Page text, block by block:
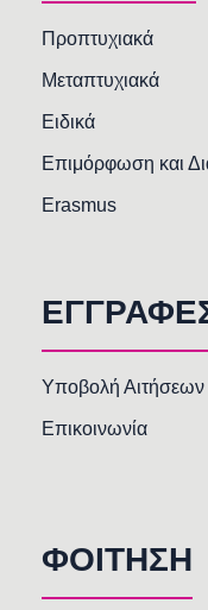
Προπτυχιακά
Μεταπτυχιακά
Ειδικά
Επιμόρφωση και
Erasmus
Υποβολή Αιτήσεων
Επικοινωνία
ΦΟΙΤΗΣΗ